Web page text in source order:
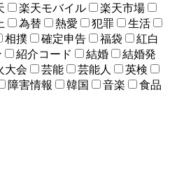
楽天モバイル
楽天市場
為替 熱愛 犯罪
生活
相撲 確定申告 福袋
紅白
紹介コード 結婚
結婚発
大会 芸能 芸能人
英検
障害情報 韓国 音楽
食品